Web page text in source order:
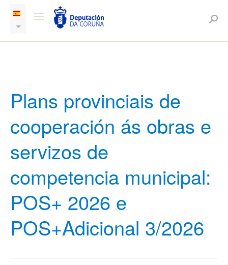
Plans provinciais de
cooperación ás obras e
servizos de
competencia municipal:
POS+ 2026 e
POS+Adicional 3/2026